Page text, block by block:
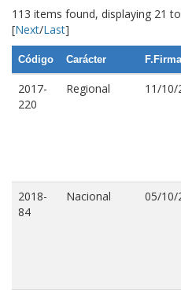
113 items found, displaying 21
[Next/Last]
Código Carácter F.Firma
2017-
220
Regional 11/10/
2018-
84
Nacional 05/10/